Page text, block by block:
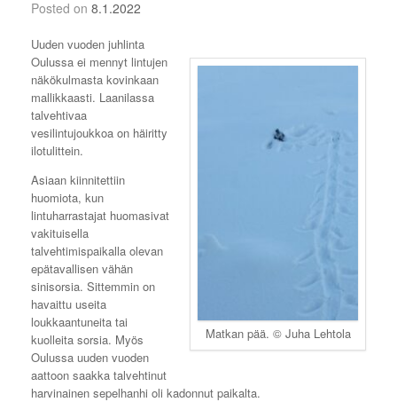
Posted on 8.1.2022
Matkan pää. © Juha Lehtola
Uuden vuoden juhlinta
Oulussa ei mennyt lintujen
näkökulmasta kovinkaan
mallikkaasti. Laanilassa
talvehtivaa
vesilintujoukkoa on häiritty
ilotulittein.
Asiaan kiinnitettiin
huomiota, kun
lintuharrastajat huomasivat
vakituisella
talvehtimispaikalla olevan
epätavallisen vähän
sinisorsia. Sittemmin on
havaittu useita
loukkaantuneita tai
kuolleita sorsia. Myös
Oulussa uuden vuoden
aattoon saakka talvehtinut
harvinainen sepelhanhi oli kadonnut paikalta.